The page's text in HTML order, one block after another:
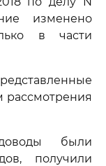
изменено
в части
рассмотрения
были
получили